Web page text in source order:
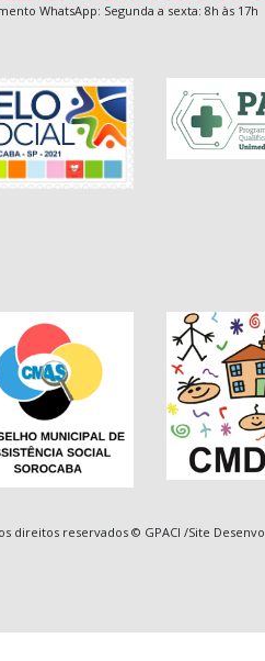
WhatsApp: Segunda a sexta: 8h às 17h
direitos reservados © GPACI /Site